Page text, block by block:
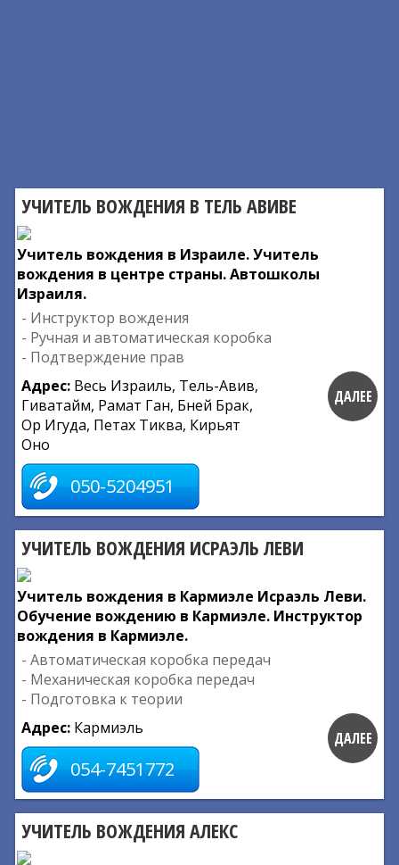
УЧИТЕЛЬ ВОЖДЕНИЯ В ТЕЛЬ АВИВЕ
Учитель вождения в Израиле. Учитель
вождения в центре страны. Автошколы
Израиля.
- Инструктор вождения
- Ручная и автоматическая коробка
- Подтверждение прав
Адрес: Весь Израиль, Тель-Авив,
Гиватайм, Рамат Ган, Бней Брак,
Ор Игуда, Петах Тиква, Кирьят
Оно
050-5204951
ДАЛЕЕ
УЧИТЕЛЬ ВОЖДЕНИЯ ИСРАЭЛЬ ЛЕВИ
Учитель вождения в Кармиэле Исраэль Леви.
Обучение вождению в Кармиэле. Инструктор
вождения в Кармиэле.
- Автоматическая коробка передач
- Механическая коробка передач
- Подготовка к теории
Адрес: Кармиэль
054-7451772
ДАЛЕЕ
УЧИТЕЛЬ ВОЖДЕНИЯ АЛЕКС